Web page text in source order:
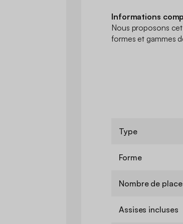
Informations
Nous proposons
formes et gammes
Type
Forme
Nombre de
Assises incluses